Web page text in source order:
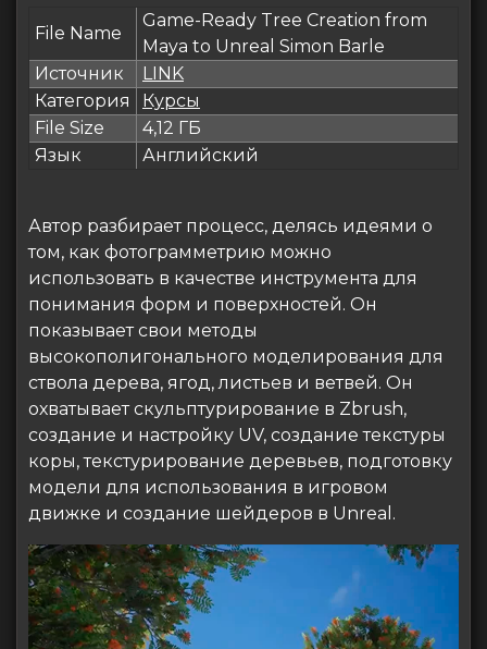
File Name
Game-Ready Tree Creation from
Maya to Unreal Simon Barle
Источник
LINK
Категория
Курсы
File Size
4,12 ГБ
Язык
Английский
Автор разбирает процесс, делясь идеями о
том, как фотограмметрию можно
использовать в качестве инструмента для
понимания форм и поверхностей. Он
показывает свои методы
высокополигонального моделирования для
ствола дерева, ягод, листьев и ветвей. Он
охватывает скульптурирование в Zbrush,
создание и настройку UV, создание текстуры
коры, текстурирование деревьев, подготовку
модели для использования в игровом
движке и создание шейдеров в Unreal.